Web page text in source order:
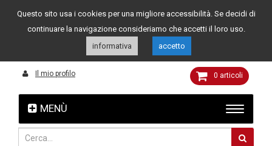
Assistenza clienti 049 8015108 349 4262144
MENÙ
Il mio profilo 0 articoli
Questo sito usa i cookies per una migliore accessibilità. Se decidi di
continuare la navigazione consideriamo che accetti il loro uso.
informativa
accetto